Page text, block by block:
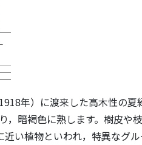
年）に渡来した高木性の
暗褐色に熟します。樹皮や
い植物といわれ，特異なグ